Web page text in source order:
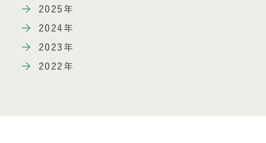
2025年
2024年
2023年
2022年